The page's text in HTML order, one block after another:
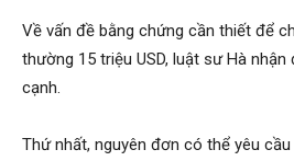
Về vấn đề bằng chứng cần thiết để
thường 15 triệu USD, luật sư Hà
cạnh.
Thứ nhất, nguyên đơn có thể yêu